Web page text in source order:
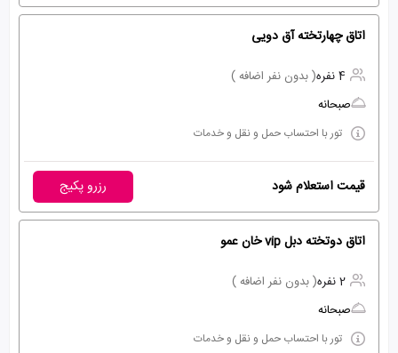
اتاق چهارتخته آق دویی
4 نفره
( بدون نفر اضافه )
صبحانه
تور با احتساب حمل و نقل و خدمات
قیمت استعلام شود رزرو پکیج
اتاق دوتخته دبل vip خان عمو
2 نفره
( بدون نفر اضافه )
صبحانه
تور با احتساب حمل و نقل و خدمات